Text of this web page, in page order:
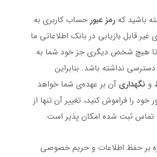
باشید که رمز عبور حساب کاربری به
قابل بازیابی در بانک اطلاعاتی ما
هیچ شخص دیگری جز خود شما به
نداشته باشد. بنابراین
و نگهداری آن بر عهده‌ی شما خواهد
خود را فراموش کنید، تغییر آن تنها از
تماس ثبت شده امکان پذیر است.
بر حفظ اطلاعات و حریم خصوصی